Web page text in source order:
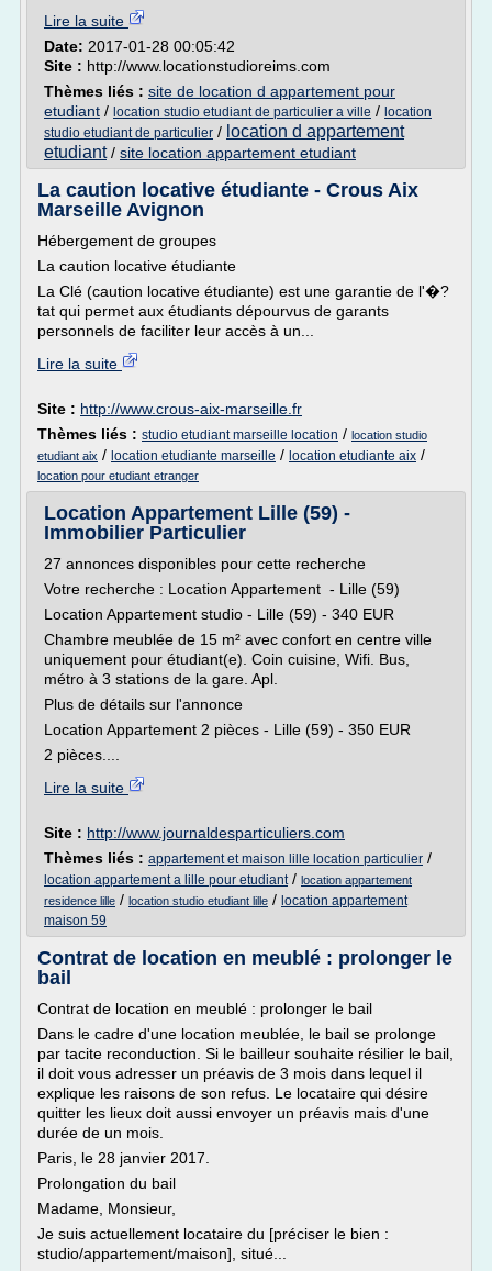
Lire la suite
Date: 2017-01-28 00:05:42
Site : http://www.locationstudioreims.com
Thèmes liés : site de location d appartement pour
etudiant / location studio etudiant de particulier a ville / location
studio etudiant de particulier / location d appartement
etudiant/ site location appartement etudiant
La caution locative étudiante - Crous Aix
Marseille Avignon
Hébergement de groupes
La caution locative étudiante
La Clé (caution locative étudiante) est une garantie de l'�?
tat qui permet aux étudiants dépourvus de garants
personnels de faciliter leur accès à un...
Lire la suite
Site : http://www.crous-aix-marseille.fr
Thèmes liés : studio etudiant marseille location / location studio
etudiant aix / location etudiante marseille / location etudiante aix /
location pour etudiant etranger
Location Appartement Lille (59) -
Immobilier Particulier
27 annonces disponibles pour cette recherche
Votre recherche : Location Appartement - Lille (59)
Location Appartement studio - Lille (59) - 340 EUR
Chambre meublée de 15 m² avec confort en centre ville
uniquement pour étudiant(e). Coin cuisine, Wifi. Bus,
métro à 3 stations de la gare. Apl.
Plus de détails sur l'annonce
Location Appartement 2 pièces - Lille (59) - 350 EUR
2 pièces....
Lire la suite
Site : http://www.journaldesparticuliers.com
Thèmes liés : appartement et maison lille location particulier /
location appartement a lille pour etudiant/ location appartement
residence lille / location studio etudiant lille / location appartement
maison 59
Contrat de location en meublé : prolonger le
bail
Contrat de location en meublé : prolonger le bail
Dans le cadre d'une location meublée, le bail se prolonge
par tacite reconduction. Si le bailleur souhaite résilier le bail,
il doit vous adresser un préavis de 3 mois dans lequel il
explique les raisons de son refus. Le locataire qui désire
quitter les lieux doit aussi envoyer un préavis mais d'une
durée de un mois.
Paris, le 28 janvier 2017.
Prolongation du bail
Madame, Monsieur,
Je suis actuellement locataire du [préciser le bien :
studio/appartement/maison], situé...